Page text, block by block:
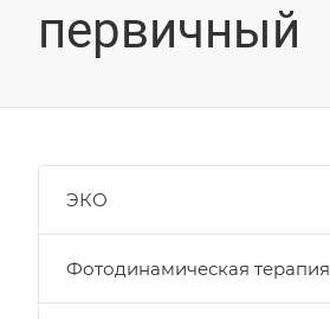
первичный
ЭКО
Фотодинамическая терапия